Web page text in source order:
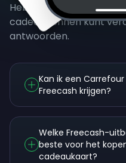
Heb je nog vragen over
cadeaubonnen kunt
antwoorden.
Kan ik een
Freecash krijgen?
Welke Freecash-
beste voor het
cadeaukaart?